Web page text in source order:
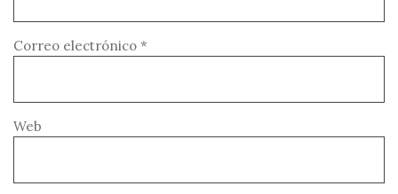
Correo electrónico *
Web